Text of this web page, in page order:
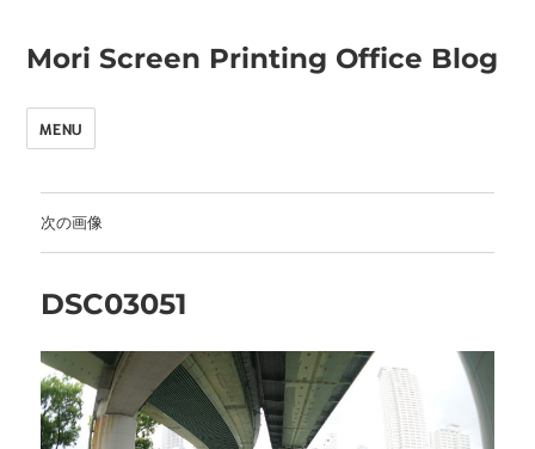
Mori Screen Printing Office Blog
MENU
次の画像
DSC03051